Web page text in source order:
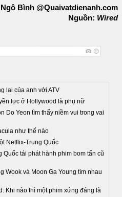
Bình @Quaivatdienanh.com
Nguồn: Wired
lai của anh với ATV
lực ở Hollywood là phụ nữ
Do Yeon tìm thấy niềm vui trong vai
như thế nào
Netflix-Trung Quốc
tái phát hành phim bom tấn cũ
Wook và Moon Ga Young tìm nhau
Khi nào thì một phim xứng đáng là